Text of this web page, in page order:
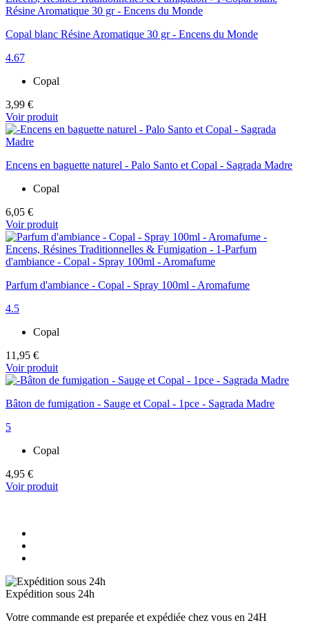
Copal blanc Résine Aromatique 30 gr - Encens du Monde
4.67
Copal
3,99 €
Voir produit
Encens en baguette naturel - Palo Santo et Copal - Sagrada Madre
Copal
6,05 €
Voir produit
Parfum d'ambiance - Copal - Spray 100ml - Aromafume
4.5
Copal
11,95 €
Voir produit
Bâton de fumigation - Sauge et Copal - 1pce - Sagrada Madre
5
Copal
4,95 €
Voir produit
Expédition sous 24h
Votre commande est preparée et expédiée chez vous en 24H